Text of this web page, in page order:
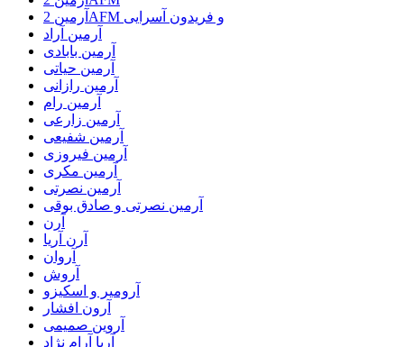
آرمین 2AFM و فریدون آسرایی
آرمین آراد
آرمین بابادی
آرمین حیاتی
آرمین رازانی
آرمین رام
آرمین زارعی
آرمین شفیعی
آرمین فیروزی
آرمین مکری
آرمین نصرتی
آرمین نصرتی و صادق بوقی
آرن
آرن آریا
آروان
آروش
آرومیر و اسکیزو
آرون افشار
آروین صمیمی
آریا آرام نژاد